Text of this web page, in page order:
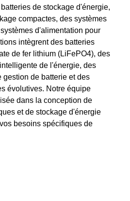
de stockage d'énergie,
compactes, des systèmes
d'alimentation pour
intègrent des batteries
de fer lithium (LiFePO4), des
de l'énergie, des
gestion de batterie et des
évolutives. Notre équipe
dans la conception de
et de stockage d'énergie
besoins spécifiques de